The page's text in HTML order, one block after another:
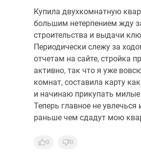
Купила двухкомнатную
большим нетерпением жду
строительства и выдачи
Периодически слежу за
отчетам на сайте, стройка
активно, так что я уже
комнат, составила карту
и начинаю прикупать
Теперь главное не увлечься
раньше чем сдадут мою
0 0